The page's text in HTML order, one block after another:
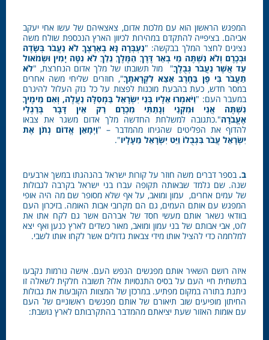
המפגש הראשון הוא עם מלכות אדום, צאצאיהם של עשו אחי יעקב
אביהם. בציפייה להתקדם במהירות לכיוון הארץ הנכספת שולח משה
נציגים לחצר המלך בבקשה: "נַעְבְּרָה נָּא בְאַרְצֶךָ לֹא נַעֲבֹר בְּשָׂדֶה
וּבְכֶרֶם וְלֹא נִשְׁתֶּה מֵי בְאֵר דֶּרֶךְ הַמֶּלֶךְ נֵלֵךְ לֹא נִטֶּה יָמִין וּשְׂמֹאול
עַד אֲשֶׁר נַעֲבֹר גְּבֻלֶךָ" מול תשובתו של מלך אדום הנחרצת, "לֹא
תַעֲבֹר בִּי פֶּן בַּחֶרֶב אֵצֵא לִקְרָאתֶךָ", חוזרים שליחי משה אחרים
במסר חדש, כעת בהבעת מוכנות לפצות על כל נזק העלול להיגרם
במעבר העם: "וַיֹּאמְרוּ אֵלָיו בְּנֵי יִשְׂרָאֵל בַּמְסִלָּה נַעֲלֶה, וְאִם מֵימֶיךָ
נִשְׁתֶּה אֲנִי וּמִקְנַי וְנָתַתִּי מִכְרָם רַק אֵין דָּבָר בְּרַגְלַי
אֶעֱבֹרָה".כתגובה למשלחת החדשה מלך אדום משגר את צבאו
להדוף את הפליטים שהגיחו מהמדבר – "וַיְמָאֵן אֱדוֹם נְתֹן אֶת
יִשְׂרָאֵל עֲבֹר בִּגְבֻלוֹ וַיֵּט יִשְׂרָאֵל מֵעָלָיו".
ב.בספר דברים משה חוזר על קורות ישראל בהנהגתו במשך ארבעים
שנה. שם נלמד שבאותה תקופה עברו בני ישראל בקרבה לגבולות
של עמים אחרים, עמון ומואב, על אף שלא מסופר שם מה היה אופי
המפגש עם אותם העמים, גם הם מקרובי אבות האומה. בזיכרון העם
בוודאי נשאר אותם מעשי חסד של אברהם אשר גם לקח אתו את
לוט, אבי אבותם של בני עמון ומואב, מאור כשדים לארץ כנען ואף יצא
למלחמה כדי להציל אותו מידי צבאות גדולים אשר לקחו אותו לשבי.
איזה רושם השאיר אותם מפגשים הנפש העם. אישה נורמות נקבעו
בתשתית חיי העם על בסיס התנסויות אלו? תשובה חלקית לשאלה זו
ניתנת בתורה במקום מפתיע. במרכזן של המצוות הקובעות את גבולות
החיתון מופיעים שוב תיאורם של אותם מפגשים ראשוניים של העם
עם אומות האזור שעת יציאתם מהמדבר בהתקרבותם לארץ נושבת: